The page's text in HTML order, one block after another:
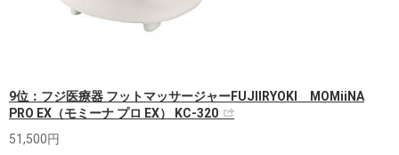
9位：フジ医療器 フットマッサージャーFUJIIRYOKI MOMiiNA
PRO EX（モミーナ プロ EX） KC-320
51,500円